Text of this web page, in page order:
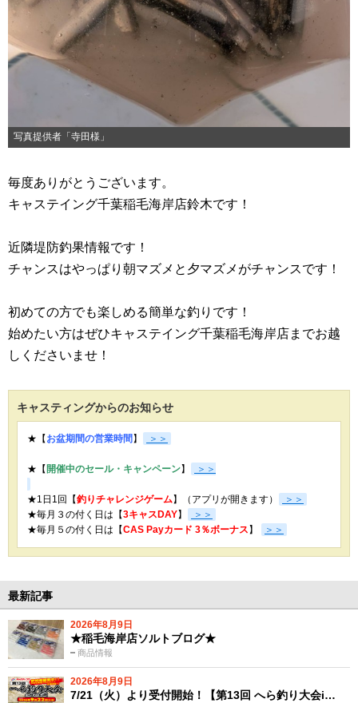
写真提供者「寺田様」
毎度ありがとうございます。
キャステイング千葉稲毛海岸店鈴木です！
近隣堤防釣果情報です！
チャンスはやっぱり朝マズメと夕マズメがチャンスです！
初めての方でも楽しめる簡単な釣りです！
始めたい方はぜひキャステイング千葉稲毛海岸店までお越
しくださいませ！
キャスティングからのお知らせ
★【 お盆期間の営業時間 】 ＞＞
★【 開催中のセール・キャンペーン】 ＞＞
★1日1回【釣りチャレンジゲーム】（アプリが開きます）
＞＞
★毎月３の付く日は【3キャスDAY】
＞＞
★毎月５の付く日は【CAS Payカード 3％ボーナス 】 ＞＞
最新記事
2026年8月9日
商品情報
★稲毛海岸店ソルトブログ★
2026年8月9日
7/21（火）より受付開始！【第13回 へら釣り大会i…